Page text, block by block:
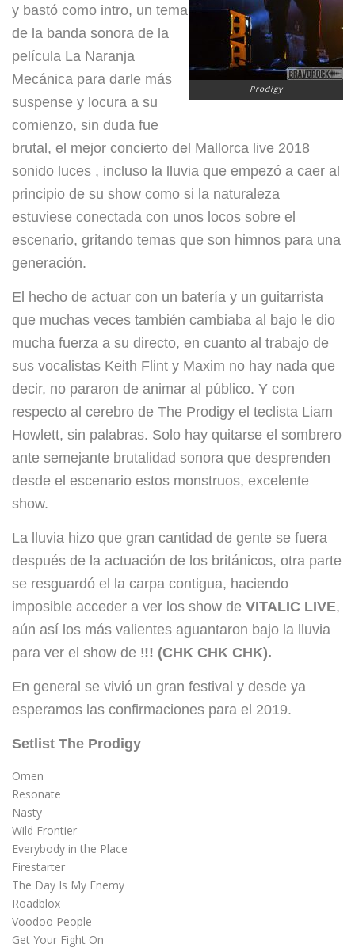
Prodigy
y bastó como intro, un tema
de la banda sonora de la
película La Naranja
Mecánica para darle más
suspense y locura a su
comienzo, sin duda fue
brutal, el mejor concierto del Mallorca live 2018
sonido luces , incluso la lluvia que empezó a caer al
principio de su show como si la naturaleza
estuviese conectada con unos locos sobre el
escenario, gritando temas que son himnos para una
generación.
El hecho de actuar con un batería y un guitarrista
que muchas veces también cambiaba al bajo le dio
mucha fuerza a su directo, en cuanto al trabajo de
sus vocalistas Keith Flint y Maxim no hay nada que
decir, no pararon de animar al público. Y con
respecto al cerebro de The Prodigy el teclista Liam
Howlett, sin palabras. Solo hay quitarse el sombrero
ante semejante brutalidad sonora que desprenden
desde el escenario estos monstruos, excelente
show.
La lluvia hizo que gran cantidad de gente se fuera
después de la actuación de los británicos, otra parte
se resguardó el la carpa contigua, haciendo
imposible acceder a ver los show de VITALIC LIVE,
aún así los más valientes aguantaron bajo la lluvia
para ver el show de !!! (CHK CHK CHK).
En general se vivió un gran festival y desde ya
esperamos las confirmaciones para el 2019.
Setlist The Prodigy
Omen
Resonate
Nasty
Wild Frontier
Everybody in the Place
Firestarter
The Day Is My Enemy
Roadblox
Voodoo People
Get Your Fight On